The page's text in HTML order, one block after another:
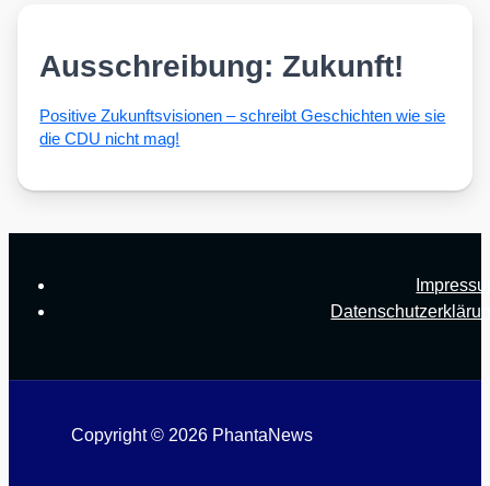
Ausschreibung: Zukunft!
Posi­ti­ve Zukunfts­vi­sio­nen – schreibt Geschich­ten wie sie
die CDU nicht mag!
Copyright © 2026 PhantaNews